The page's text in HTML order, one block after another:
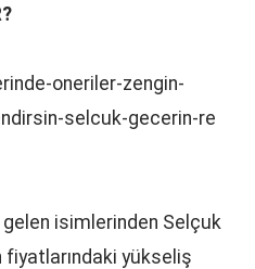
gelen isimlerinden Selçuk
fiyatlarındaki yükseliş